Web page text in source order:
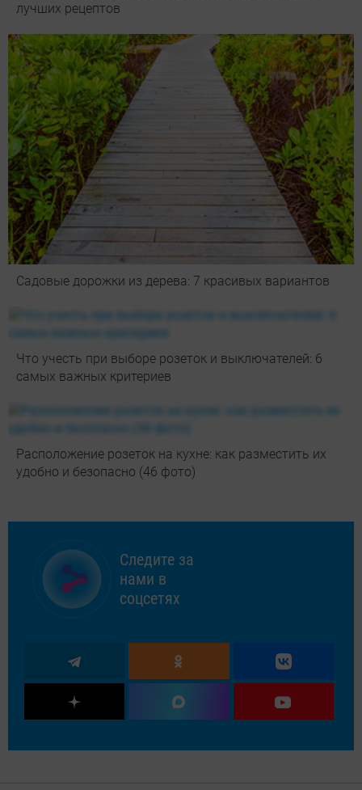
лучших рецептов
Садовые дорожки из дерева: 7 красивых вариантов
Что учесть при выборе розеток и выключателей: 6
самых важных критериев
Расположение розеток на кухне: как разместить их
удобно и безопасно (46 фото)
Следите за
нами в
соцсетях